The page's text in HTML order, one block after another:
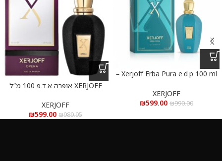
Xerjoff Erba Pura e.d.p 100 ml –
XERJOFF
₪990.00
₪599.00
XERJOFF אופרה א.ד.פ 100 מ”ל
XERJOFF
₪989.95
₪599.00